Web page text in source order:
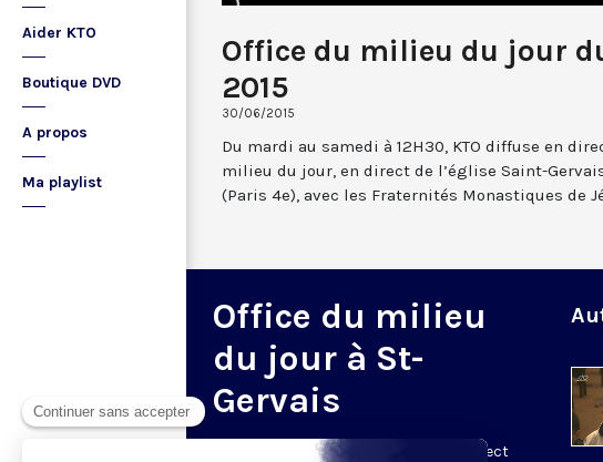
Aider KTO
Boutique DVD
A propos
Ma playlist
Office du milieu du jour
2015
30/06/2015
Du mardi au samedi à 12H30, KTO diffuse en
milieu du jour, en direct de l’église Saint-
(Paris 4e), avec les Fraternités Monastiques de
Office du milieu
du jour à St-
Gervais
Du mardi au samedi, KTO diffuse en direct